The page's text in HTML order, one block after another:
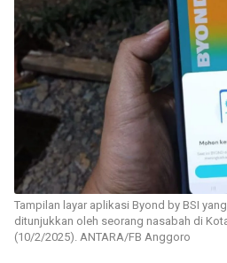
Tampilan layar aplikasi Byond by BSI
ditunjukkan oleh seorang nasabah di
(10/2/2025). ANTARA/FB Anggoro